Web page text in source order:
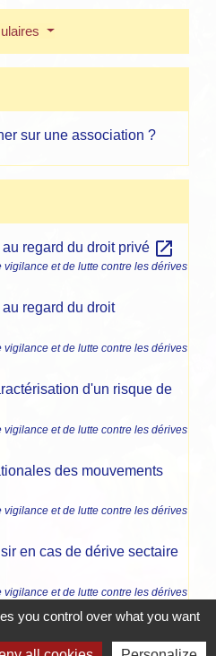
sur une association ?
regard du droit privé open_in_new
et de lutte contre les dérives
regard du droit
et de lutte contre les dérives
d'un risque de
et de lutte contre les dérives
des mouvements
et de lutte contre les dérives
en cas de dérive sectaire
et de lutte contre les dérives
contre les dérives
you control over what you want